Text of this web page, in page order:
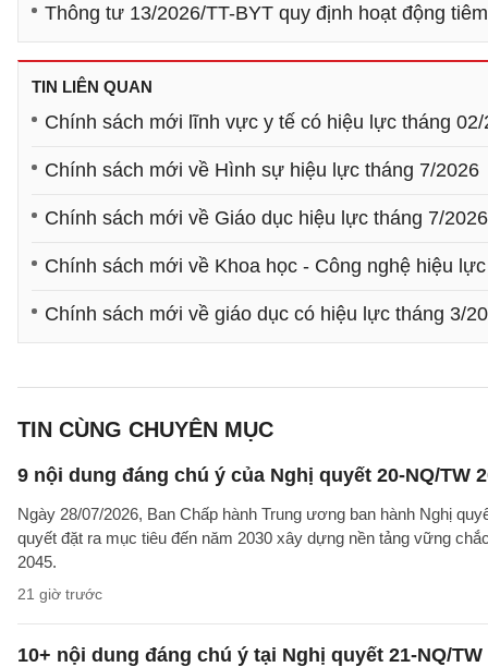
Thông tư 13/2026/TT-BYT quy định hoạt động
TIN LIÊN QUAN
Chính sách mới lĩnh vực y tế có hiệu lực tháng 02/
Chính sách mới về Hình sự hiệu lực tháng 7/2026
Chính sách mới về Giáo dục hiệu lực tháng 7/2026
Chính sách mới về Khoa học - Công nghệ hiệu
Chính sách mới về giáo dục có hiệu lực tháng 3/
TIN CÙNG CHUYÊN MỤC
9 nội dung đáng chú ý của Nghị quyết 20-NQ/TW
Ngày 28/07/2026, Ban Chấp hành Trung ương ban hành Nghị
quyết đặt ra mục tiêu đến năm 2030 xây dựng nền tảng vững
2045.
21 giờ trước
10+ nội dung đáng chú ý tại Nghị quyết 21-NQ/TW